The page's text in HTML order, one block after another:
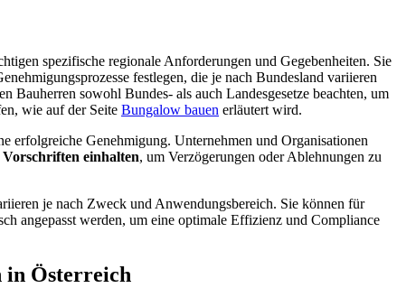
spezifische regionale Anforderungen und Gegebenheiten. Sie
festlegen, die je nach Bundesland variieren
Bauherren sowohl Bundes- als auch Landesgesetze beachten, um
wie auf der Seite Bungalow bauen erläutert wird.
erfolgreiche Genehmigung. Unternehmen und Organisationen
Vorschriften einhalten, um Verzögerungen oder Ablehnungen zu
je nach Zweck und Anwendungsbereich. Sie können für
angepasst werden, um eine optimale Effizienz und Compliance
in Österreich